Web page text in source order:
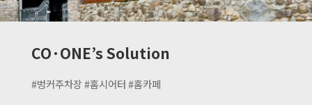
CO·ONE’s Solution
#벙커주차장 #홈시어터 #홈카페